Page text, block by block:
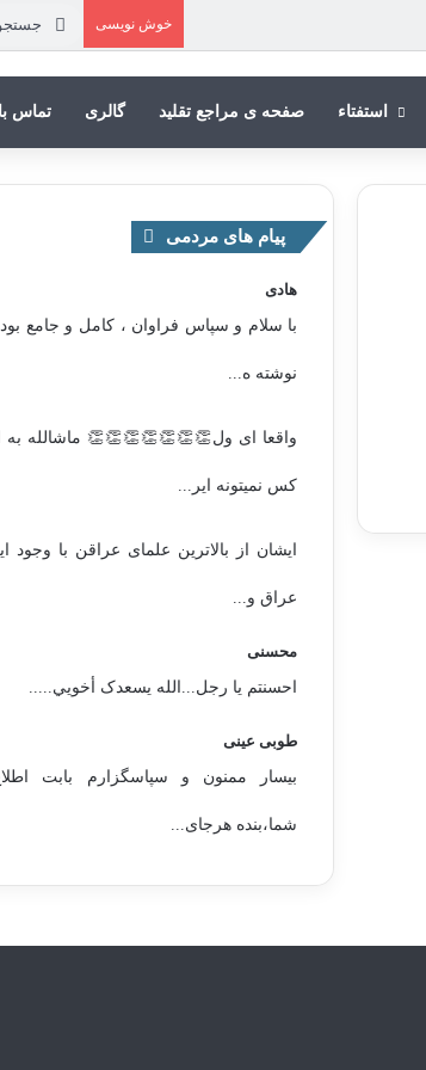
خوش نویسی جستجو
استفتاء صفحه ی مراجع تقلید گالری تماس
پیام های مردمی
هادی
با سلام و سپاس فراوان ، کامل و جامع
نوشته ه...
واقعا ای ول👏👏👏👏👏👏👏 ماشالله به
کس نمیتونه ایر...
ایشان از بالاترین علمای عراقن با وجود
عراق و...
محسنی
احسنتم یا رجل...الله یسعدک أخويي.....
طوبی عینی
بیسار ممنون و سپاسگزارم بابت
شما،بنده هرجای...